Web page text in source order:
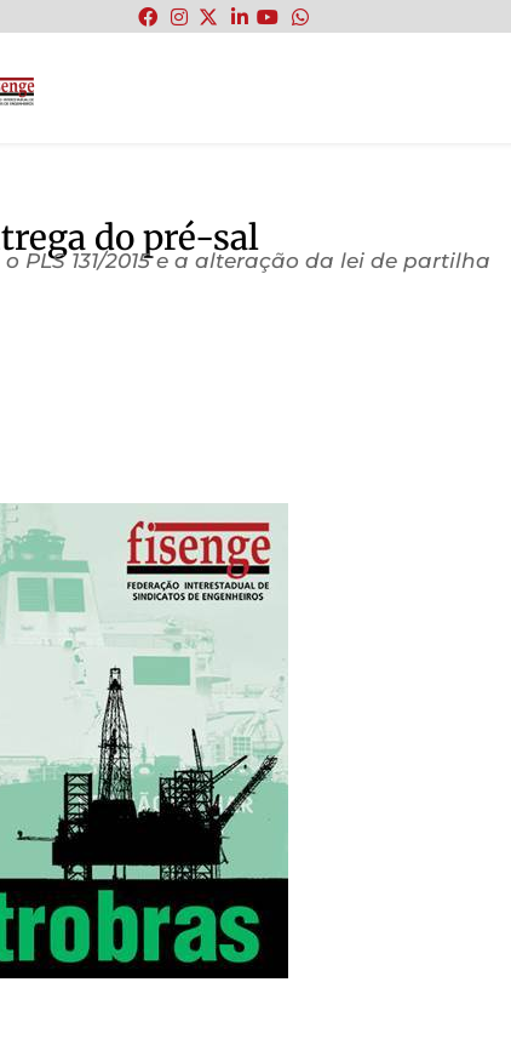
do pré-sal
PLS 131/2015 e a alteração da lei de partilha